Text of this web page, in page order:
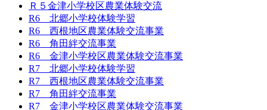
Ｒ５金津小学校区農業体験交流
R6 北郷小学校体験学習
R6 西根地区農業体験交流事業
R6 角田絆交流事業
R6 金津小学校区農業体験交流事業
R7 北郷小学校体験学習
R7 西根地区農業体験交流事業
R7 角田絆交流事業
R7 金津小学校区農業体験交流事業